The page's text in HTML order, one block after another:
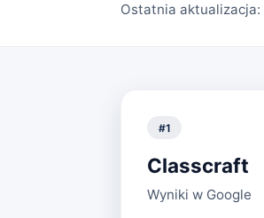
Ostatnia aktualizacja:
#1
Classcraft
Wyniki w Google